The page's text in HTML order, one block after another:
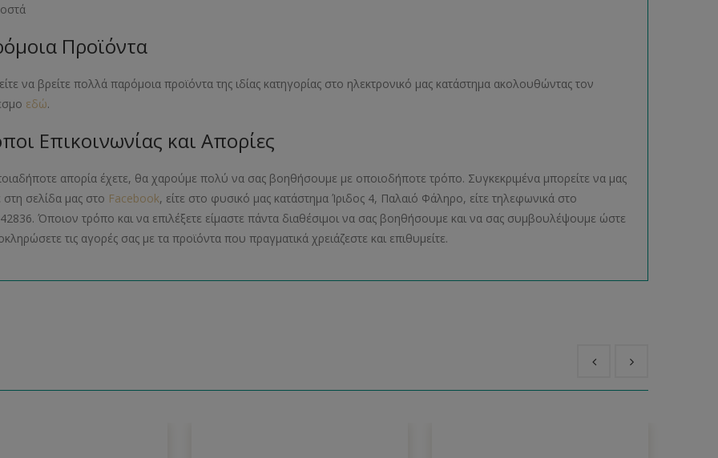
Προϊόντα
να βρείτε πολλά παρόμοια προϊόντα της ιδίας κατηγορίας στο ηλεκτρονικό μας κατάστημα ακολουθώντας τον
εδώ.
Επικοινωνίας και Απορίες
απορία έχετε, θα χαρούμε πολύ να σας βοηθήσουμε με οποιοδήποτε τρόπο. Συγκεκριμένα μπορείτε να μας
στη σελίδα μας στο Facebook, είτε στο φυσικό μας κατάστημα Ίριδος 4, Παλαιό Φάληρο, είτε τηλεφωνικά στο
Όποιον τρόπο και να επιλέξετε είμαστε πάντα διαθέσιμοι να σας βοηθήσουμε και να σας συμβουλέψουμε ώστε
τις αγορές σας με τα προϊόντα που πραγματικά χρειάζεστε και επιθυμείτε.